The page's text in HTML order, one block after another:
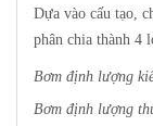
Dựa vào cấu tạo,
phân chia thành 4
Bơm định lượng
Bơm định lượng